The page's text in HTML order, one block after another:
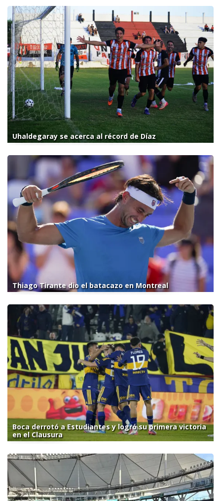
Uhaldegaray se acerca al récord de Díaz
Thiago Tirante dio el batacazo en Montreal
Boca derrotó a Estudiantes y logró su primera victoria
en el Clausura